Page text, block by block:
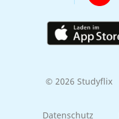
© 2026 Studyflix
Datenschutz